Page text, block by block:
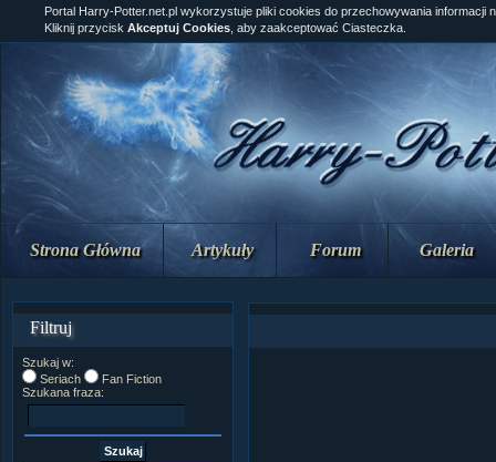
Strona Główna Artykuły Forum Galeria
Filtruj
Szukaj w:
Seriach
Fan Fiction
Szukana fraza:
Portal Harry-Potter.net.pl wykorzystuje pliki cookies do przechowywania informacji
Kliknij przycisk Akceptuj Cookies , aby zaakceptować Ciasteczka.